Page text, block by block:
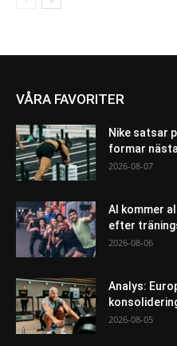
VÅRA FAVORITER
Nike satsar
formar
2026-08-07
AI kommer
efter
2026-08-06
Analys:
2026-08-05